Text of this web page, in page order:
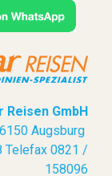
Reisen GmbH
Augsburg
0821 /
158096